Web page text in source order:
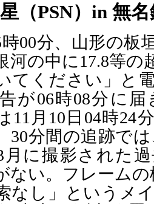
（PSN）in 無
時00分、山形の板
河の中に17.8等の
てください」と
が06時08分に
11月10日04時24
30分間の追跡で
月に撮影された
ない。フレームの
なし」というメ